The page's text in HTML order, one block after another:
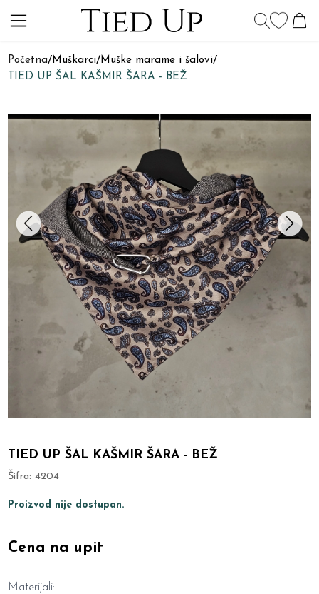
Početna/Muškarci/Muške marame i šalovi/
TIED UP ŠAL KAŠMIR ŠARA - BEŽ
TIED UP ŠAL KAŠMIR ŠARA - BEŽ
Šifra:4204
Proizvod nije dostupan.
Cena na upit
Materijali: